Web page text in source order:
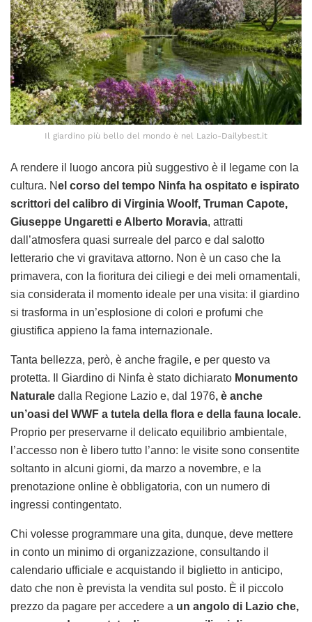
Il giardino più bello del mondo è nel Lazio-Dailybest.it
A rendere il luogo ancora più suggestivo è il legame con la
cultura. Nel corso del tempo Ninfa ha ospitato e ispirato
scrittori del calibro di Virginia Woolf, Truman Capote,
Giuseppe Ungaretti e Alberto Moravia, attratti
dall’atmosfera quasi surreale del parco e dal salotto
letterario che vi gravitava attorno. Non è un caso che la
primavera, con la fioritura dei ciliegi e dei meli ornamentali,
sia considerata il momento ideale per una visita: il giardino
si trasforma in un’esplosione di colori e profumi che
giustifica appieno la fama internazionale.
Tanta bellezza, però, è anche fragile, e per questo va
protetta. Il Giardino di Ninfa è stato dichiarato Monumento
Naturale dalla Regione Lazio e, dal 1976, è anche
un’oasi del WWF a tutela della flora e della fauna locale.
Proprio per preservarne il delicato equilibrio ambientale,
l’accesso non è libero tutto l’anno: le visite sono consentite
soltanto in alcuni giorni, da marzo a novembre, e la
prenotazione online è obbligatoria, con un numero di
ingressi contingentato.
Chi volesse programmare una gita, dunque, deve mettere
in conto un minimo di organizzazione, consultando il
calendario ufficiale e acquistando il biglietto in anticipo,
dato che non è prevista la vendita sul posto. È il piccolo
prezzo da pagare per accedere a un angolo di Lazio che,